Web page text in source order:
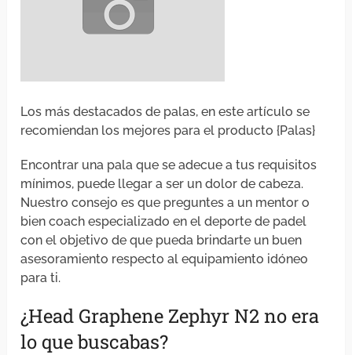
Los más destacados de palas, en este artículo se
recomiendan los mejores para el producto {Palas}
Encontrar una pala que se adecue a tus requisitos
mínimos, puede llegar a ser un dolor de cabeza.
Nuestro consejo es que preguntes a un mentor o
bien coach especializado en el deporte de padel
con el objetivo de que pueda brindarte un buen
asesoramiento respecto al equipamiento idóneo
para ti.
¿Head Graphene Zephyr N2 no era
lo que buscabas?